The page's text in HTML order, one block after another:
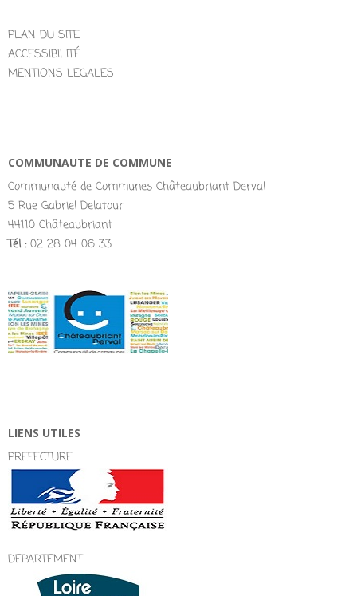
PLAN DU SITE
ACCESSIBILITÉ
MENTIONS LEGALES
COMMUNAUTE DE COMMUNE
Communauté de Communes Châteaubriant Derval
5 Rue Gabriel Delatour
44110 Châteaubriant
Tél :02 28 04 06 33
LIENS UTILES
PREFECTURE
DEPARTEMENT